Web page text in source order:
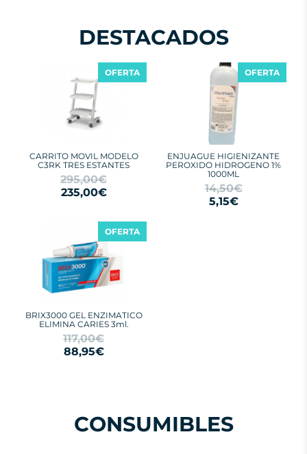
DESTACADOS
CARRITO MOVIL MODELO
C3RK TRES ESTANTES
295,00€
235,00€
OFERTA
ENJUAGUE HIGIENIZANTE
PEROXIDO HIDROGENO 1%
1000ML
14,50€
5,15€
OFERTA
BRIX3000 GEL ENZIMATICO
ELIMINA CARIES 3ml.
117,00€
88,95€
OFERTA
CONSUMIBLES